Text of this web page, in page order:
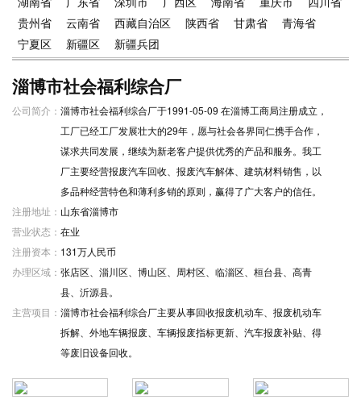
贵州省
云南省 西藏自治区 陕西省 甘肃省
青海省
宁夏区
新疆区 新疆兵团
淄博市社会福利综合厂
公司简介： 淄博市社会福利综合厂于1991-05-09 在淄博工商局注册成立，
工厂已经工厂发展壮大的29年，愿与社会各界同仁携手合作，
谋求共同发展，继续为新老客户提供优秀的产品和服务。我工
厂主要经营报废汽车回收、报废汽车解体、建筑材料销售，以
多品种经营特色和薄利多销的原则，赢得了广大客户的信任。
注册地址： 山东省淄博市
营业状态： 在业
注册资本： 131万人民币
办理区域： 张店区、淄川区、博山区、周村区、临淄区、桓台县、高青
县、沂源县。
主营项目： 淄博市社会福利综合厂主要从事回收报废机动车、报废机动车
拆解、外地车辆报废、车辆报废指标更新、汽车报废补贴、得
等废旧设备回收。